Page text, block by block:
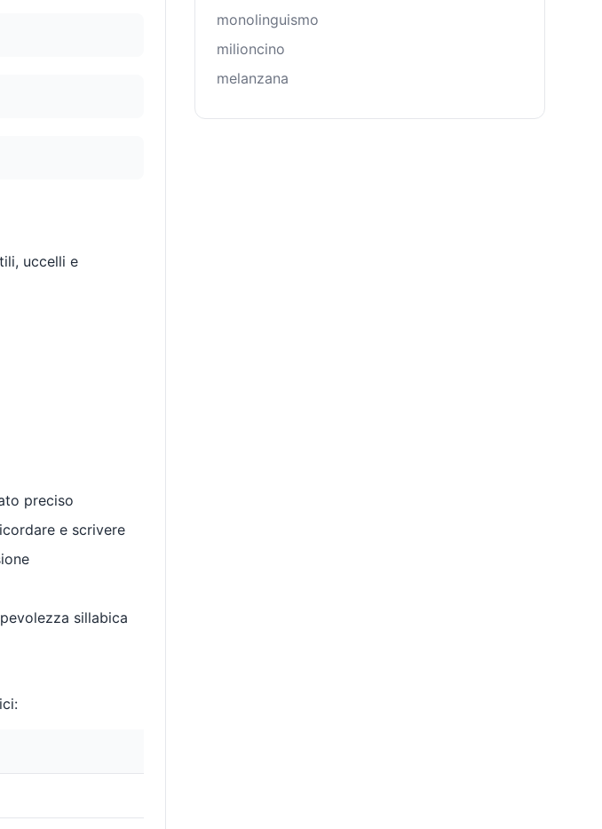
uccelli e
preciso
e scrivere
sillabica
monolinguismo
milioncino
melanzana